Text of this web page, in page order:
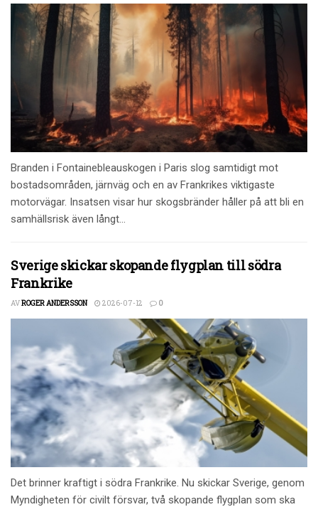
Branden i Fontainebleauskogen i Paris slog samtidigt mot
bostadsområden, järnväg och en av Frankrikes viktigaste
motorvägar. Insatsen visar hur skogsbränder håller på att bli en
samhällsrisk även långt...
Sverige skickar skopande flygplan till södra
Frankrike
AVROGER ANDERSSON 2026-07-12 0
Det brinner kraftigt i södra Frankrike. Nu skickar Sverige, genom
Myndigheten för civilt försvar, två skopande flygplan som ska